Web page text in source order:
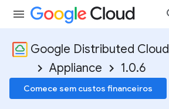
Google Distributed Cloud
Appliance
1.0.6
Comece sem custos financeiros